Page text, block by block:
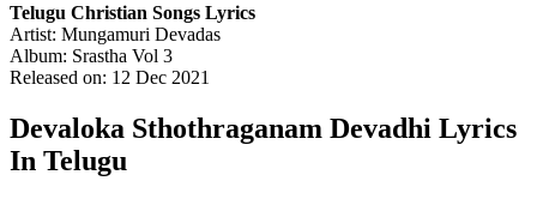
Telugu Christian Songs Lyrics
Artist: Mungamuri Devadas
Album: Srastha Vol 3
Released on: 12 Dec 2021
Devaloka Sthothraganam Devadhi Lyrics
In Telugu